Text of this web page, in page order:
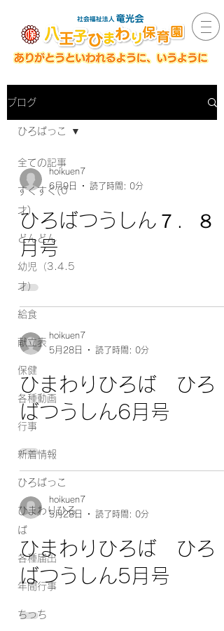
ブログ
全ての記事
すくすく(0
才)
どんどん
幼児（3.4.5
才）
給食
献立表
保健
各種動画
行事
新着情報
ひろばっこ
ひまわりひろ
ば
各種届出
年間行事
ちっち
ひろばっこ
hoikuen7
6月9日
読了時間: 0分
ひろばつうしん７．８
月号
hoikuen7
5月28日
読了時間: 0分
ひまわりひろば ひろ
ばつうしん6月号
hoikuen7
5月28日
読了時間: 0分
ひまわりひろば ひろ
ばつうしん5月号